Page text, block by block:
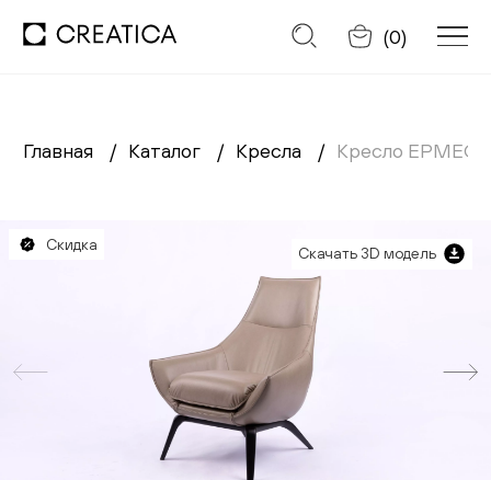
Отменить
(0)
Заказать обратный звонок
Каталог
Главная Каталог Кресла Кресло ЕРМЕС
Скидка
Скачать 3D модель